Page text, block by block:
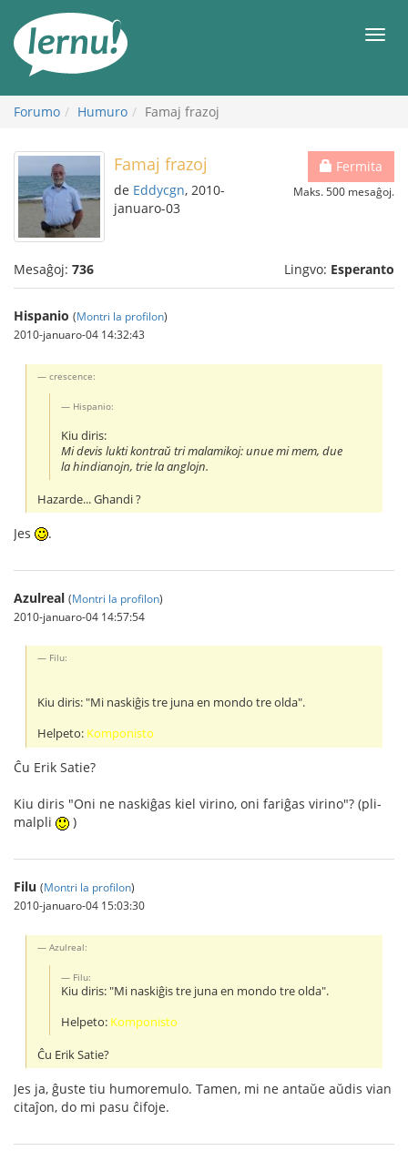
enhavo
Forumo Humuro Famaj frazoj
Fermita
Maks. 500 mesaĝoj.
Famaj frazoj
de Eddycgn, 2010-
januaro-03
Mesaĝoj: 736 Lingvo: Esperanto
Hispanio (Montri la profilon)
2010-januaro-04 14:32:43
crescence:
Hispanio:
Kiu diris:
Mi devis lukti kontraŭ tri malamikoj: unue mi mem, due
la hindianojn, trie la anglojn.
Hazarde... Ghandi ?
Jes .
Azulreal (Montri la profilon)
2010-januaro-04 14:57:54
Filu:
Kiu diris: "Mi naskiĝis tre juna en mondo tre olda".
Helpeto: Komponisto
Ĉu Erik Satie?
Kiu diris "Oni ne naskiĝas kiel virino, oni fariĝas virino"? (pli-
malpli
)
Filu (Montri la profilon)
2010-januaro-04 15:03:30
Azulreal:
Filu:
Kiu diris: "Mi naskiĝis tre juna en mondo tre olda".
Helpeto: Komponisto
Ĉu Erik Satie?
Jes ja, ĝuste tiu humoremulo. Tamen, mi ne antaŭe aŭdis vian
citaĵon, do mi pasu ĉifoje.